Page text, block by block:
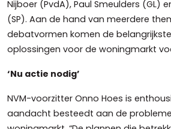
Nijboer (PvdA), Paul Smeulders (GL)
(SP). Aan de hand van meerdere
debatvormen komen de
oplossingen voor de woningmarkt
‘Nu actie nodig’
NVM-voorzitter Onno Hoes is
aandacht besteedt aan de